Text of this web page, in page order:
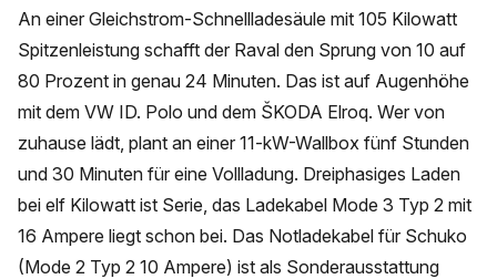
An einer Gleichstrom-Schnellladesäule mit 105 Kilowatt
Spitzenleistung schafft der Raval den Sprung von 10 auf
80 Prozent in genau 24 Minuten. Das ist auf Augenhöhe
mit dem VW ID. Polo und dem ŠKODA Elroq. Wer von
zuhause lädt, plant an einer 11-kW-Wallbox fünf Stunden
und 30 Minuten für eine Vollladung. Dreiphasiges Laden
bei elf Kilowatt ist Serie, das Ladekabel Mode 3 Typ 2 mit
16 Ampere liegt schon bei. Das Notladekabel für Schuko
(Mode 2 Typ 2 10 Ampere) ist als Sonderausstattung